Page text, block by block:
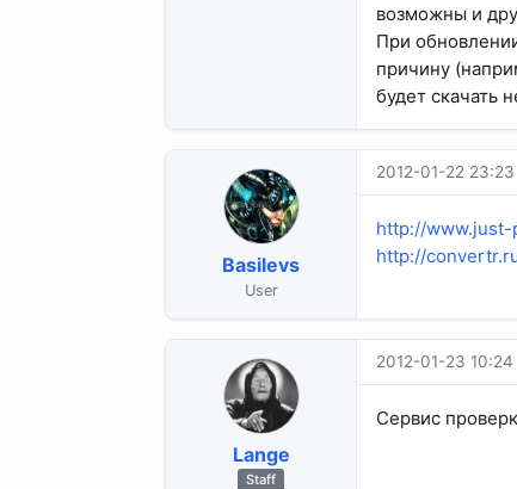
возможны и
При
причину
будет скачать
Basilevs
User
2012-01-22 23:23
http://www.just-
http://
Lange
Staff
2012-01-23 10:24
Сервис